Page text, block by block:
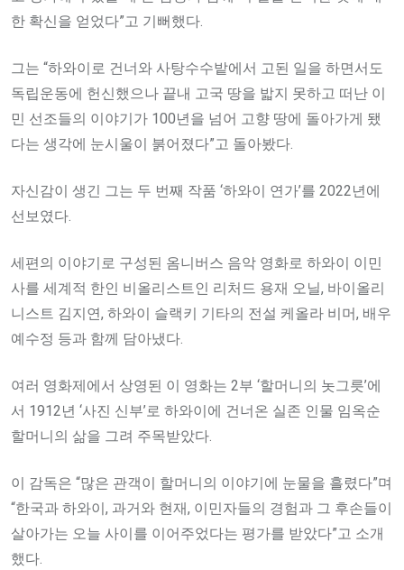
한 확신을 얻었다”고 기뻐했다.
그는 “하와이로 건너와 사탕수수밭에서 고된 일을 하면서도
독립운동에 헌신했으나 끝내 고국 땅을 밟지 못하고 떠난 이
민 선조들의 이야기가 100년을 넘어 고향 땅에 돌아가게 됐
다는 생각에 눈시울이 붉어졌다”고 돌아봤다.
자신감이 생긴 그는 두 번째 작품 ‘하와이 연가’를 2022년에
선보였다.
세편의 이야기로 구성된 옴니버스 음악 영화로 하와이 이민
사를 세계적 한인 비올리스트인 리처드 용재 오닐, 바이올리
니스트 김지연, 하와이 슬랙키 기타의 전설 케올라 비머, 배우
예수정 등과 함께 담아냈다.
여러 영화제에서 상영된 이 영화는 2부 ‘할머니의 놋그릇’에
서 1912년 ‘사진 신부’로 하와이에 건너온 실존 인물 임옥순
할머니의 삶을 그려 주목받았다.
이 감독은 “많은 관객이 할머니의 이야기에 눈물을 흘렸다”며
“한국과 하와이, 과거와 현재, 이민자들의 경험과 그 후손들이
살아가는 오늘 사이를 이어주었다는 평가를 받았다”고 소개
했다.